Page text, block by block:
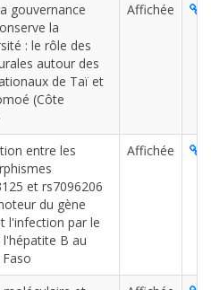
gouvernance
la
: le rôle des
autour des
de Taï et
(Côte
Affichée
entre les
et rs7096206
du gène
l'infection par le
l'hépatite B au
Affichée